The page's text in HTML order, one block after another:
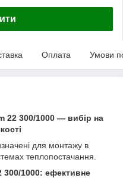
Оплата Умови
22 300/1000 — вибір на
для монтажу в
теплопостачання.
300/1000: ефективне